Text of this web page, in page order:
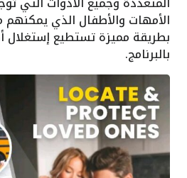
الأمهات والأطفال الذي
بطريقة مميزة تستطيع إستغلال
بالبرنامج.